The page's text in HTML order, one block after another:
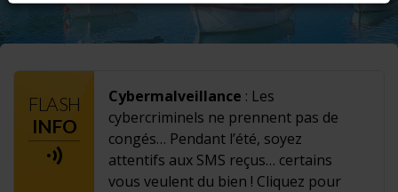
FLASH
INFO
Cybermalveillance : Les
cybercriminels ne prennent pas de
congés… Pendant l’été, soyez
attentifs aux SMS reçus… certains
vous veulent du bien ! Cliquez pour